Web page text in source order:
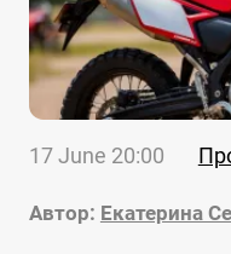
17 June 20:00
Автор: Екатерина